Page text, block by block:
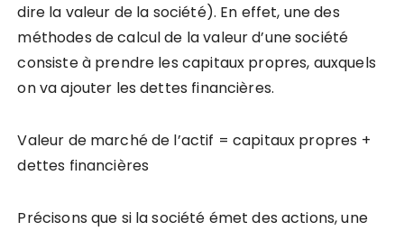
dire la valeur de la société). En effet, une des
méthodes de calcul de la valeur d’une société
consiste à prendre les capitaux propres, auxquels
on va ajouter les dettes financières.
Valeur de marché de l’actif = capitaux propres +
dettes financières
Précisons que si la société émet des actions, une